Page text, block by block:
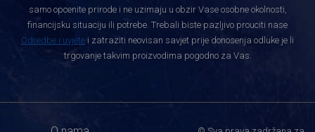
samo opcenite prirode i ne uzimaju u obzir Vase osobne okolnosti,
financijsku situaciju ili potrebe. Trebali biste pazljivo prouciti nase
Odredbe i uvjete i zatraziti neovisan savjet prije donosenja odluke je li
trgovanje takvim proizvodima pogodno za Vas.